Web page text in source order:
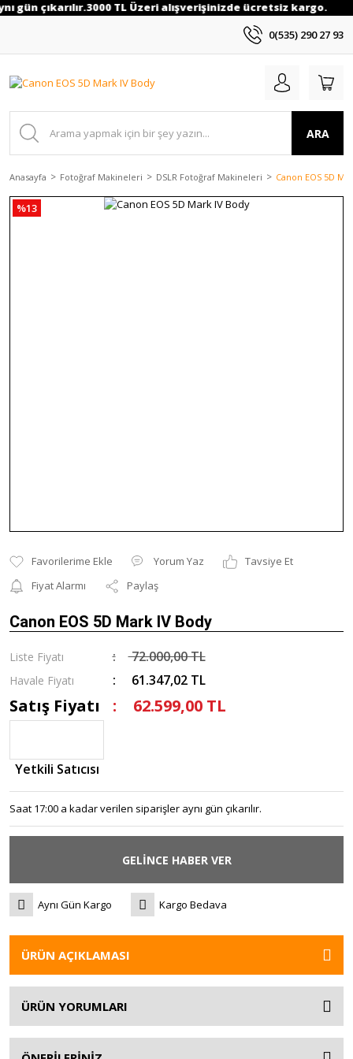
gün çıkarılır.3000 TL Üzeri alışverişinizde ücretsiz kargo.
0(535) 290 27 93
ARA
Anasayfa Fotoğraf Makineleri DSLR Fotoğraf Makineleri Canon EOS 5D
%13
Yorum Yaz
Tavsiye Et
Fiyat Alarmı
Paylaş
Canon EOS 5D Mark IV Body
Liste Fiyatı 72.000,00 TL
Havale Fiyatı 61.347,02 TL
Satış Fiyatı 62.599,00 TL
Yetkili Satıcısı
Saat 17:00 a kadar verilen siparişler aynı gün çıkarılır.
GELİNCE HABER VER
Aynı Gün Kargo Kargo Bedava
ÜRÜN AÇIKLAMASI
ÜRÜN YORUMLARI